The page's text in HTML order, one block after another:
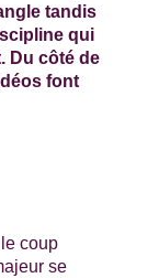
tandis
qui
Du côté de
font
coup
se